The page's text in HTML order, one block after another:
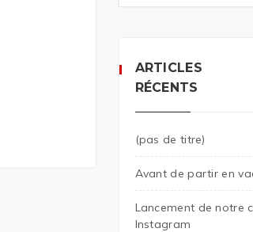
ARTICLES
RÉCENTS
(pas de titre)
Avant de partir en
Lancement de notre
Instagram